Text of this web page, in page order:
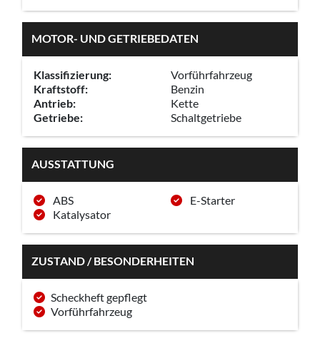
MOTOR- UND GETRIEBEDATEN
Klassifizierung:
Vorführfahrzeug
Kraftstoff:
Benzin
Antrieb:
Kette
Getriebe:
Schaltgetriebe
AUSSTATTUNG
ABS
E-Starter
Katalysator
ZUSTAND / BESONDERHEITEN
Scheckheft gepflegt
Vorführfahrzeug